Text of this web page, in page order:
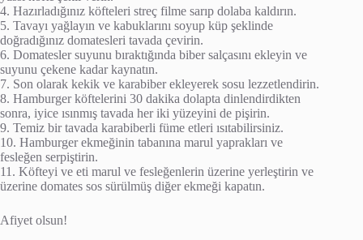
4. Hazırladığınız köfteleri streç filme sarıp dolaba kaldırın.
5. Tavayı yağlayın ve kabuklarını soyup küp şeklinde
doğradığınız domatesleri tavada çevirin.
6. Domatesler suyunu bıraktığında biber salçasını ekleyin ve
suyunu çekene kadar kaynatın.
7. Son olarak kekik ve karabiber ekleyerek sosu lezzetlendirin.
8. Hamburger köftelerini 30 dakika dolapta dinlendirdikten
sonra, iyice ısınmış tavada her iki yüzeyini de pişirin.
9. Temiz bir tavada karabiberli füme etleri ısıtabilirsiniz.
10. Hamburger ekmeğinin tabanına marul yaprakları ve
fesleğen serpiştirin.
11. Köfteyi ve eti marul ve fesleğenlerin üzerine yerleştirin ve
üzerine domates sos sürülmüş diğer ekmeği kapatın.
Afiyet olsun!